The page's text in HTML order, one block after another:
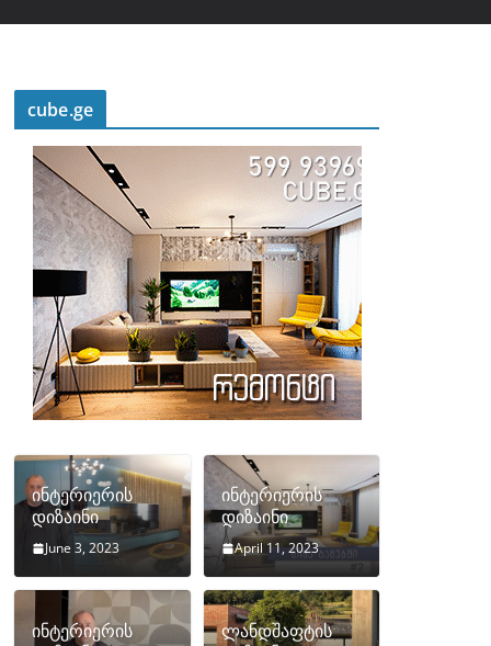
cube.ge
ინტერიერის
დიზაინი
June 3, 2023
ინტერიერის
დიზაინი
April 11, 2023
ინტერიერის
ლანდშაფტის